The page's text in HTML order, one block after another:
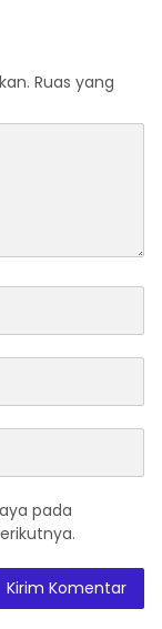
Ruas yang
pada